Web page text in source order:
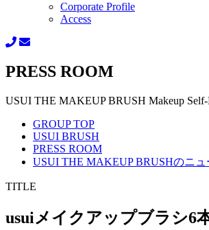
Corporate Profile
Access
PRESS ROOM
USUI THE MAKEUP BRUSH Makeup Self-
GROUP TOP
USUI BRUSH
PRESS ROOM
USUI THE MAKEUP BRUSHのニュ
TITLE
usuiメイクアップブラシ6